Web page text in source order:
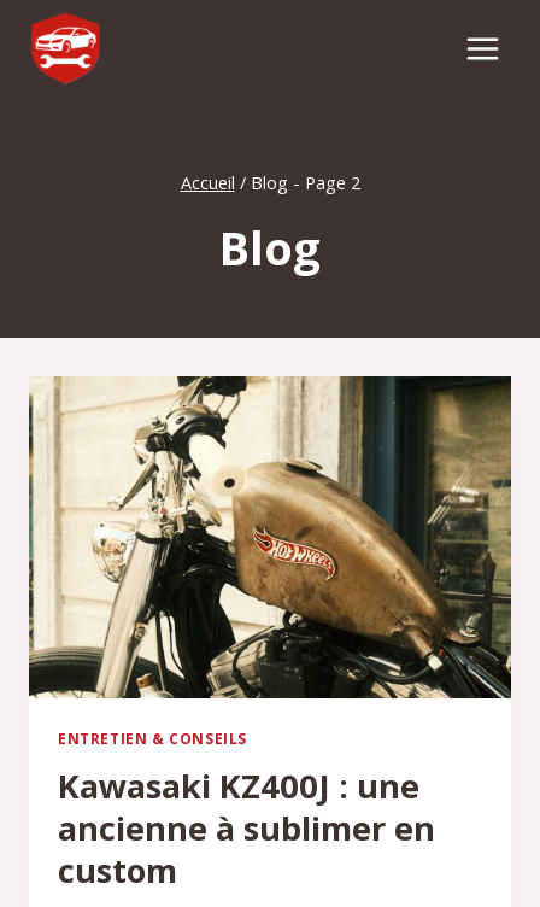
Aller
contenu
Accueil / Blog - Page 2
Blog
ENTRETIEN & CONSEILS
Kawasaki KZ400J : une
ancienne à sublimer en
custom